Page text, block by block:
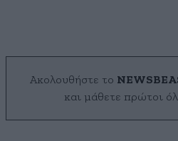
Ακολουθήστε το
και μάθετε πρώτοι